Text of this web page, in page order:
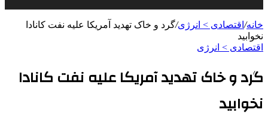
خانه/ اقتصادی > انرژی/گرد و خاک تهدید آمریکا علیه نفت کانادا
نخوابید
اقتصادی > انرژی
گرد و خاک تهدید آمریکا علیه نفت کانادا
نخوابید